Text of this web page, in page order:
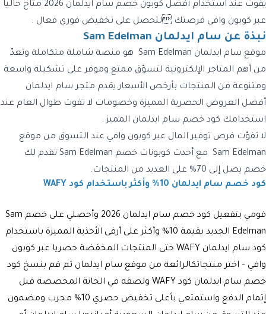
يفوت عند استخدام أفضل كوبون خصم سام ايدلمان 2026 متاح حاليا
عبر كوبون وافي فرصتك لتحصل على تخفيض فوري فعال .
نبذة عن سام ايدلمان Sam Edelman
موقع سام ايدلمان Sam Edelman هو منصة شاملة متكاملة وتعدّ
من أهم المتاجر الإلكترونية لتسوّق ممتع وموفر على تشكيلة واسعة
ومتنوعة من المنتجات بأرخص الأسعار.يقدم متجر سام ايدلمان
أفضل العروض الحصرية المميزة وخصومات لا تفوت طوال العام عند
استخدامك كود خصم سام ايدلمان المميز .
لا تفوّت فرص توفير المال عبر كوبون وافي عند التسوق من موقع
Sam Edelman مع أحدث كوبونات خصم Sam Edelman تقدم لك
خصم يصل إلى 70% على العديد من المنتجات.
كود خصم سام ايدلمان 10% وأكثر باستخدام كود WAFY
قومي بتفعيل كود خصم سام ايدلمان 2026 وأحصلي على خصم Sam
Edelman الجديد بقيمة 10% وأكثر على أرقى الأحذية المميزة باستخدام
كود سام ايدلمان WAFY حتى المنتجات المخفضة حصريا عبر كوبون
وافي – اختر منتجاتكالرائعة من موقع سام ايدلمان ثم قم بنسخ كود
خصم سام ايدلمان كود WAFY ولصقه في الخانة المخصصة قبل
إتمام الدفع واستمتعي بأعلى تخفيض حصري 10% مجرب ومضمون